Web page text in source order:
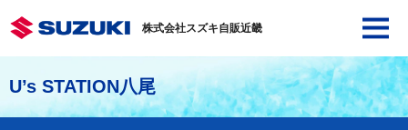
株式会社スズキ自販近畿
U’s STATION八尾